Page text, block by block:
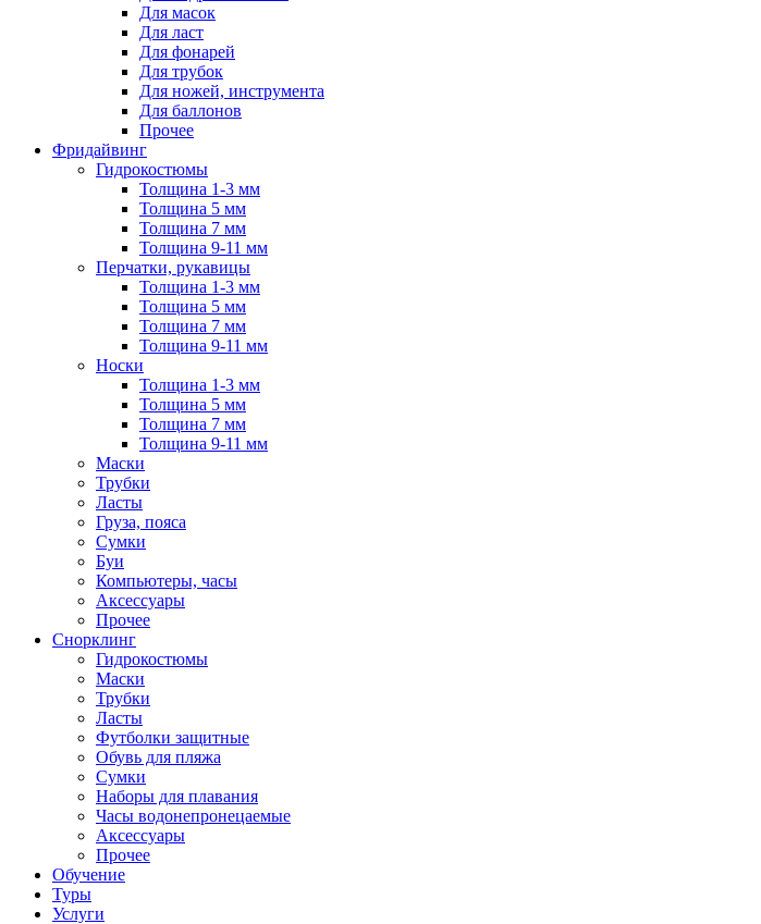
Для масок
Для ласт
Для фонарей
Для трубок
Для ножей, инструмента
Для баллонов
Прочее
Фридайвинг
Гидрокостюмы
Толщина 1-3 мм
Толщина 5 мм
Толщина 7 мм
Толщина 9-11 мм
Перчатки, рукавицы
Толщина 1-3 мм
Толщина 5 мм
Толщина 7 мм
Толщина 9-11 мм
Носки
Толщина 1-3 мм
Толщина 5 мм
Толщина 7 мм
Толщина 9-11 мм
Маски
Трубки
Ласты
Груза, пояса
Сумки
Буи
Компьютеры, часы
Аксессуары
Прочее
Снорклинг
Гидрокостюмы
Маски
Трубки
Ласты
Футболки защитные
Обувь для пляжа
Сумки
Наборы для плавания
Часы водонепронецаемые
Аксессуары
Прочее
Обучение
Туры
Услуги